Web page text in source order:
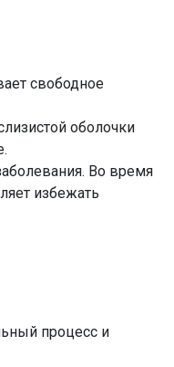
свободное
оболочки
Во время
избежать
процесс и